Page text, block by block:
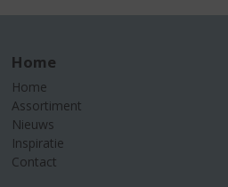
Home
Home
Assortiment
Nieuws
Inspiratie
Contact